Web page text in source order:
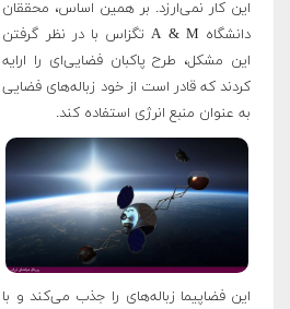
این کار نمی‌ارزد. بر همین اساس، محققان
دانشگاه A & M تگزاس با در نظر گرفتن
این مشکل، طرح پاکبان فضایی‌ای را ارایه
کردند که قادر است از خود زباله‌های فضایی
به عنوان منبع انرژی استفاده کند.
این فضاپیما زباله‌های را جذب می‌کند و با